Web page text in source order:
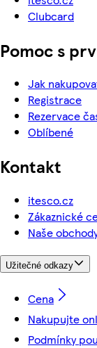
Clubcard
Pomoc s
Jak
Registrace
Rezervace
Oblíbené
Kontakt
itesco.cz
Zákaznické
Naše
Užitečné odkazy
Cena
Nakupujte
Podmínky